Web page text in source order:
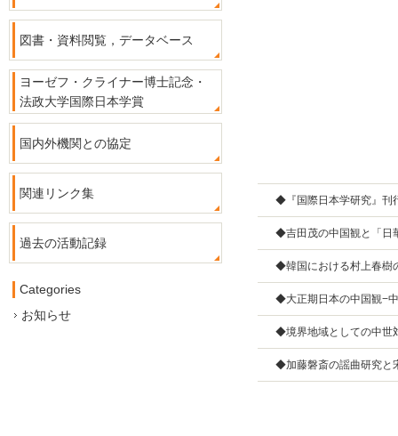
◆『国際日本学研究』
◆吉田茂の中国観と「日
◆韓国における村上春
◆大正期日本の中国観−
◆境界地域としての中
◆加藤磐斎の謡曲研究と
図書・資料閲覧，データベース
ヨーゼフ・クライナー博士記念・
法政大学国際日本学賞
国内外機関との協定
関連リンク集
過去の活動記録
Categories
お知らせ